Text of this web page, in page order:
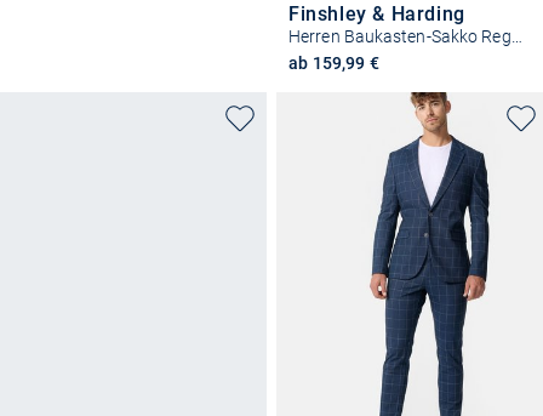
Finshley & Harding
ab 159,99 €